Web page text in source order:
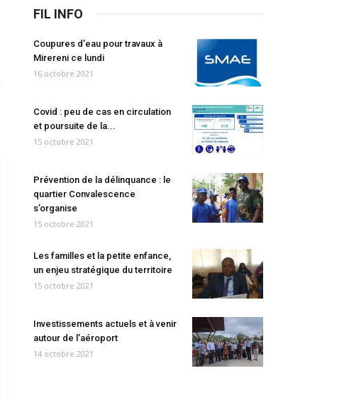
FIL INFO
Coupures d’eau pour travaux à
Mirereni ce lundi
16 octobre 2021
Covid : peu de cas en circulation
et poursuite de la...
15 octobre 2021
Prévention de la délinquance : le
quartier Convalescence
s’organise
15 octobre 2021
Les familles et la petite enfance,
un enjeu stratégique du territoire
15 octobre 2021
Investissements actuels et à venir
autour de l’aéroport
14 octobre 2021